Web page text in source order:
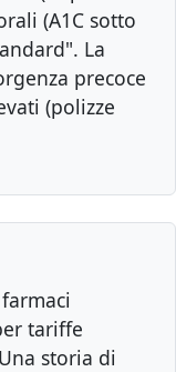
(A1C sotto
La
precoce
(polizze
tariffe
storia di